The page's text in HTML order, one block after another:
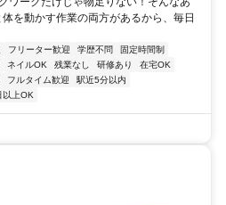
を動かす作業の両方があるから、毎日
フリーター歓迎 学歴不問
固定時間制
ネイルOK 残業なし 研修あり
在宅OK
フルタイム歓迎
駅近5分以内
以上OK